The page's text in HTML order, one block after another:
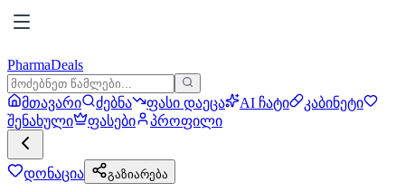
PharmaDeals
მთავარი ძებნა ფასი დაეცა AI ჩატი
კაბინეტი
შენახული
ფასები პროფილი
დონაცია გაზიარება